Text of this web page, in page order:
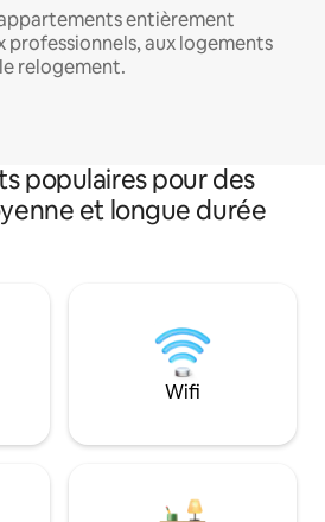
entièrement
professionnels, aux logements
relogement.
populaires pour des
et longue durée
Wifi